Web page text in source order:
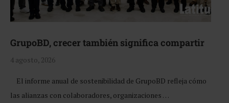
GrupoBD, crecer también significa compartir
4 agosto, 2026
El informe anual de sostenibilidad de GrupoBD refleja cómo
las alianzas con colaboradores, organizaciones …